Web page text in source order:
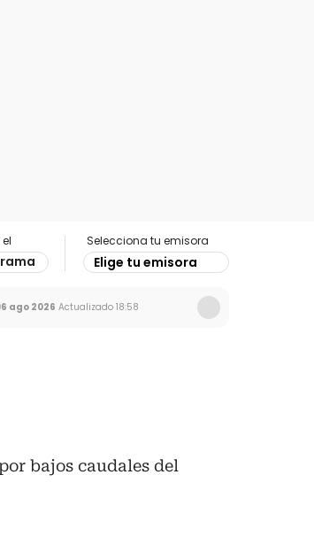
Selecciona tu emisora
Elige tu emisora
ago 2026 Actualizado 18:58
bajos caudales del